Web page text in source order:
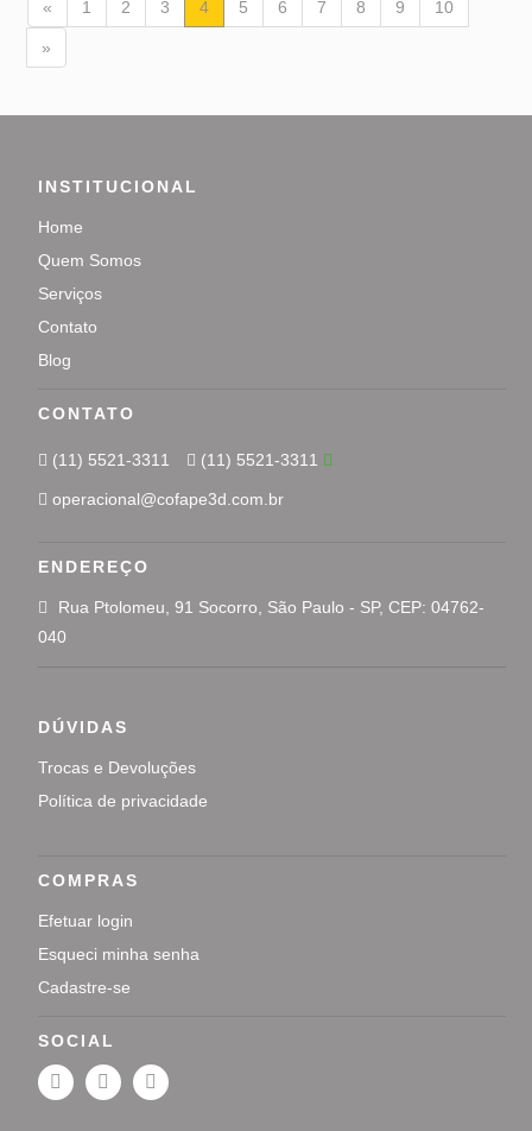
« 1 2 3 4 5 6 7 8 9 10
»
INSTITUCIONAL
Home
Quem Somos
Serviços
Contato
Blog
CONTATO
(11) 5521-3311 (11) 5521-3311
operacional@cofape3d.com.br
ENDEREÇO
Rua Ptolomeu, 91 Socorro, São Paulo - SP, CEP: 04762-
040
DÚVIDAS
Trocas e Devoluções
Política de privacidade
COMPRAS
Efetuar login
Esqueci minha senha
Cadastre-se
SOCIAL